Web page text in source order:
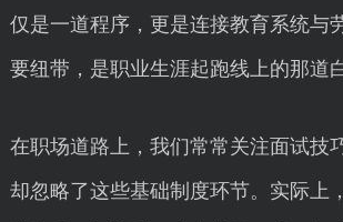
仅是一道程序，更是连接教育系统与
要纽带，是职业生涯起跑线上的那道
在职场道路上，我们常常关注面试技
却忽略了这些基础制度环节。实际上